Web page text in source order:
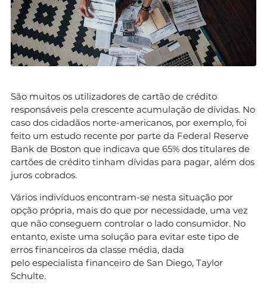
São muitos os utilizadores de cartão de crédito
responsáveis pela crescente acumulação de dívidas. No
caso dos cidadãos norte-americanos, por exemplo, foi
feito um estudo recente por parte da Federal Reserve
Bank de Boston que indicava que 65% dos titulares de
cartões de crédito tinham dívidas para pagar, além dos
juros cobrados.
Vários indivíduos encontram-se nesta situação por
opção própria, mais do que por necessidade, uma vez
que não conseguem controlar o lado consumidor. No
entanto, existe uma solução para evitar este tipo de
erros financeiros da classe média, dada
pelo especialista financeiro de San Diego, Taylor
Schulte.